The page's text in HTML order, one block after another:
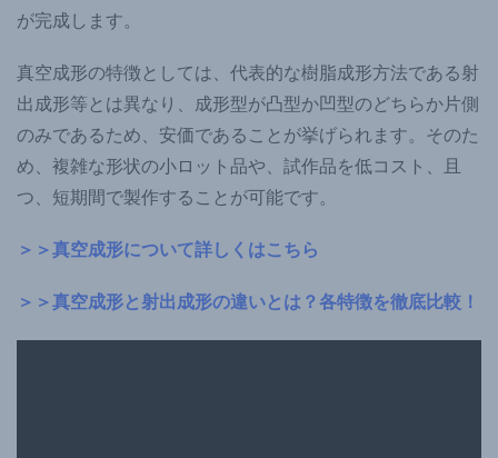
が完成します。
真空成形の特徴としては、代表的な樹脂成形方法である射
出成形等とは異なり、成形型が凸型か凹型のどちらか片側
のみであるため、安価であることが挙げられます。そのた
め、複雑な形状の小ロット品や、試作品を低コスト、且
つ、短期間で製作することが可能です。
＞＞真空成形について詳しくはこちら
＞＞真空成形と射出成形の違いとは？各特徴を徹底比較！